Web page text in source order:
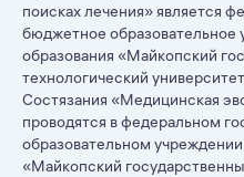
поисках лечения» является
бюджетное
образования «Майкопский
технологический
Состязания «Медицинская
проводятся в федеральном
образовательном
«Майкопский